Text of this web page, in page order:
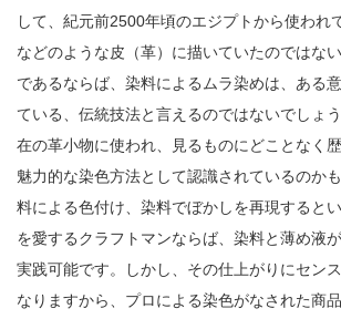
して、紀元前2500年頃のエジプトから使われ
などのような皮（革）に描いていたのではな
であるならば、染料によるムラ染めは、ある
ている、伝統技法と言えるのではないでしょ
在の革小物に使われ、見るものにどことなく
魅力的な染色方法として認識されているのか
料による色付け、染料でぼかしを再現すると
を愛するクラフトマンならば、染料と薄め液
実践可能です。しかし、その仕上がりにセン
なりますから、プロによる染色がなされた商